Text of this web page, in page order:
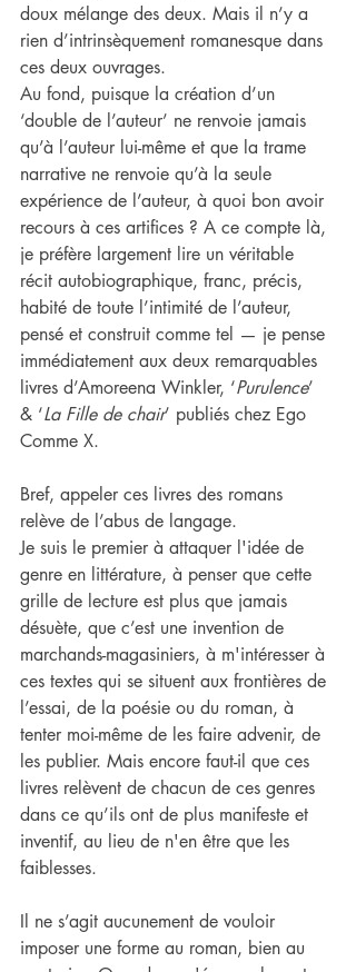
doux mélange des deux. Mais il n’y a
rien d’intrinsèquement romanesque dans
ces deux ouvrages.
Au fond, puisque la création d’un
‘double de l’auteur’ ne renvoie jamais
qu’à l’auteur lui-même et que la trame
narrative ne renvoie qu’à la seule
expérience de l’auteur, à quoi bon avoir
recours à ces artifices ? A ce compte là,
je préfère largement lire un véritable
récit autobiographique, franc, précis,
habité de toute l’intimité de l’auteur,
pensé et construit comme tel — je pense
immédiatement aux deux remarquables
livres d’Amoreena Winkler, ‘Purulence’
& ‘La Fille de chair’ publiés chez Ego
Comme X.
Bref, appeler ces livres des romans
relève de l’abus de langage.
Je suis le premier à attaquer l'idée de
genre en littérature, à penser que cette
grille de lecture est plus que jamais
désuète, que c’est une invention de
marchands-magasiniers, à m'intéresser à
ces textes qui se situent aux frontières de
l’essai, de la poésie ou du roman, à
tenter moi-même de les faire advenir, de
les publier. Mais encore faut-il que ces
livres relèvent de chacun de ces genres
dans ce qu’ils ont de plus manifeste et
inventif, au lieu de n'en être que les
faiblesses.
Il ne s’agit aucunement de vouloir
imposer une forme au roman, bien au